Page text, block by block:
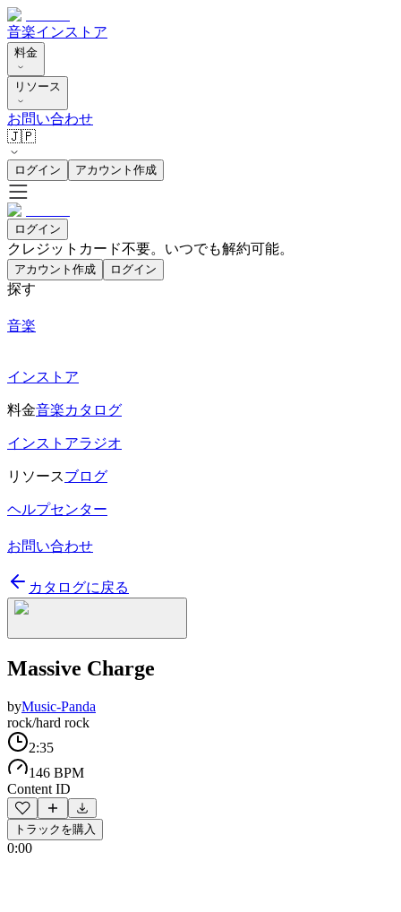
音楽インストア
料金
リソース
お問い合わせ
🇯🇵
ログイン アカウント作成
ログイン
クレジットカード不要。いつでも解約可能。
アカウント作成 ログイン
探す
音楽
インストア
料金音楽カタログ
インストアラジオ
リソースブログ
ヘルプセンター
お問い合わせ
カタログに戻る
Massive Charge
byMusic-Panda
rock/hard rock
2:35
146 BPM
Content ID
トラックを購入
0:00